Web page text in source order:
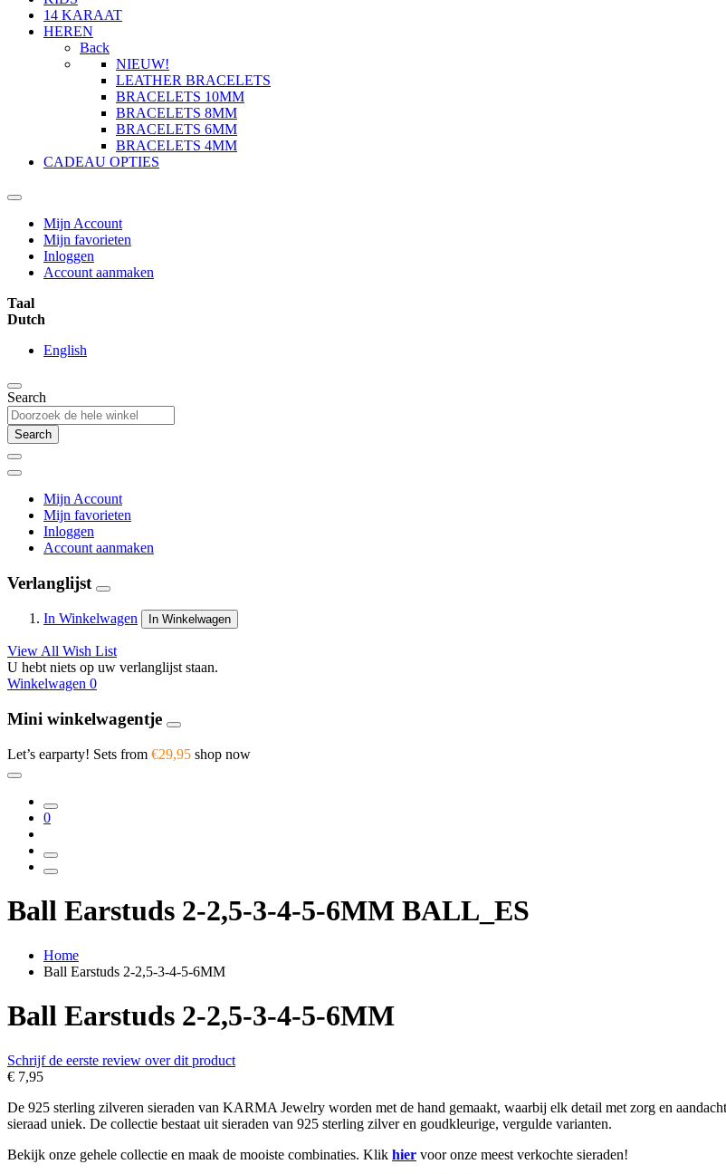
14 KARAAT
HEREN
Back
NIEUW!
LEATHER BRACELETS
BRACELETS 10MM
BRACELETS 8MM
BRACELETS 6MM
BRACELETS 4MM
CADEAU OPTIES
Mijn Account
Mijn favorieten
Inloggen
Account aanmaken
Taal
Dutch
English
Search
Search
Mijn Account
Mijn favorieten
Inloggen
Account aanmaken
Verlanglijst
In Winkelwagen In Winkelwagen
View All Wish List
U hebt niets op uw verlanglijst staan.
Winkelwagen 0
Mini winkelwagentje
Let’s earparty! Sets from €29,95 shop now
0
Ball Earstuds 2-2,5-3-4-5-6MM BALL_ES
Home
Ball Earstuds 2-2,5-3-4-5-6MM
Ball Earstuds 2-2,5-3-4-5-6MM
Schrijf de eerste review over dit product
€ 7,95
De 925 sterling zilveren sieraden van KARMA Jewelry worden met de hand gemaakt, waarbij elk detail met zorg en
sieraad uniek. De collectie bestaat uit sieraden van 925 sterling zilver en goudkleurige, vergulde varianten.
Bekijk onze gehele collectie en maak de mooiste combinaties. Klik hier voor onze meest verkochte sieraden!